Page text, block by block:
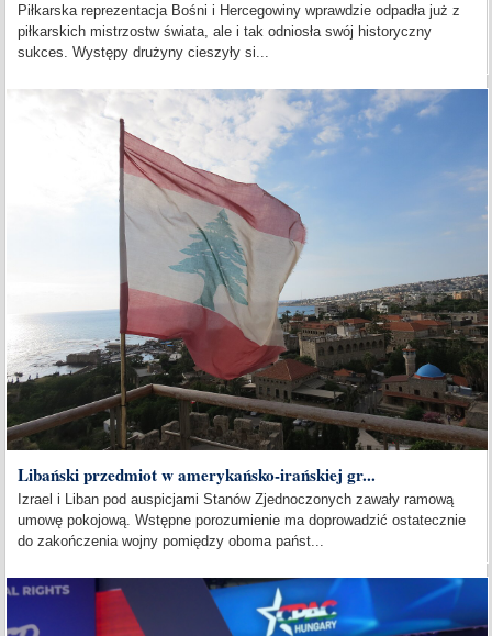
Piłkarska reprezentacja Bośni i Hercegowiny wprawdzie odpadła już z
piłkarskich mistrzostw świata, ale i tak odniosła swój historyczny
sukces. Występy drużyny cieszyły si...
Libański przedmiot w amerykańsko-irańskiej gr...
Izrael i Liban pod auspicjami Stanów Zjednoczonych zawały ramową
umowę pokojową. Wstępne porozumienie ma doprowadzić ostatecznie
do zakończenia wojny pomiędzy oboma państ...